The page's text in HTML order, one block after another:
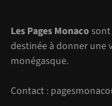
Les Pages Monaco
destinée à donner une
monégasque.
Contact :